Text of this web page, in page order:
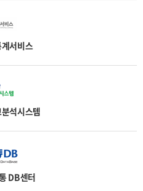
서비스
석시스템
DB센터